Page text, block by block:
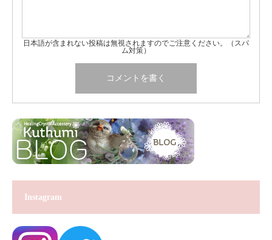
日本語が含まれない投稿は無視されますのでご注意ください。（スパ
ム対策）
Instagram